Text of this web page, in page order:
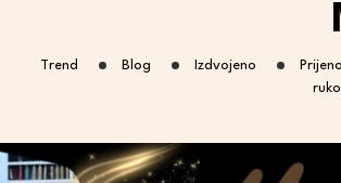
Trend Blog Izdvojeno